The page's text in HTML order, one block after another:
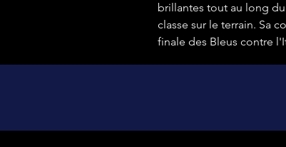
brillantes tout au long
classe sur le terrain. Sa
finale des Bleus contre